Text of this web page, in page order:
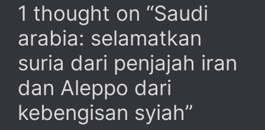
1 thought on “Saudi
arabia: selamatkan
suria dari penjajah iran
dan Aleppo dari
kebengisan syiah”